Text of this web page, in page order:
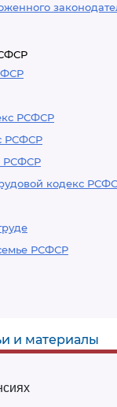
РСФСР
РСФСР
РСФСР
кодекс
РСФСР
и материалы